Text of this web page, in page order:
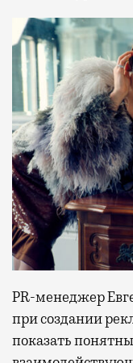
PR-менеджер
при создании
показать